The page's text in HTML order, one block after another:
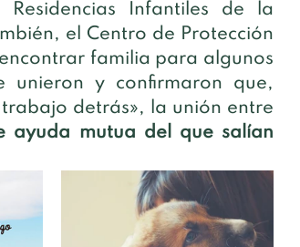
Infantiles de la
el Centro de Protección
familia para algunos
unieron y confirmaron que,
detrás», la unión entre
ayuda mutua del que salían